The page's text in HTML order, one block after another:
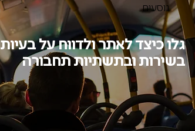
נוסעים
גלו כיצד לאתר ולדווח על בעיות
בשירות ובתשתיות תחבורה